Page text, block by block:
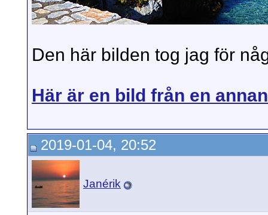
Den här bilden tog jag för
Här är en bild från en
2019-01-04, 20:52
Janérik